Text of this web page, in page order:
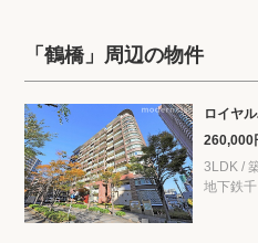
「鶴橋」周辺の物件
ロイヤ
260,000
3LDK /
地下鉄